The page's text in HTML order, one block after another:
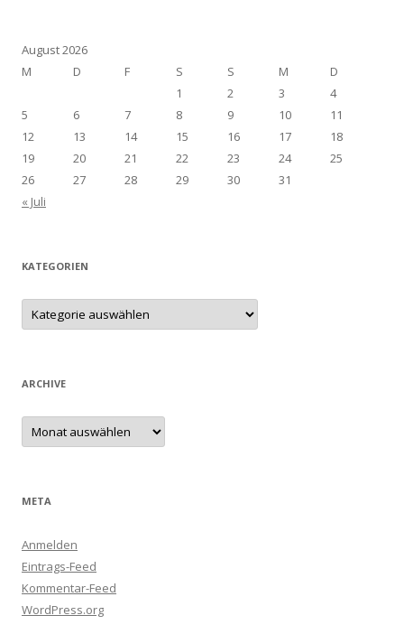
August 2026
M
D F S S M
D
1
2 3
4
5
6 7 8 9 10
11
12
13 14 15 16 17
18
19
20 21 22 23 24
25
26
27 28 29 30
31
« Juli
KATEGORIEN
Kategorien
ARCHIVE
Archive
META
Anmelden
Eintrags-Feed
Kommentar-Feed
WordPress.org